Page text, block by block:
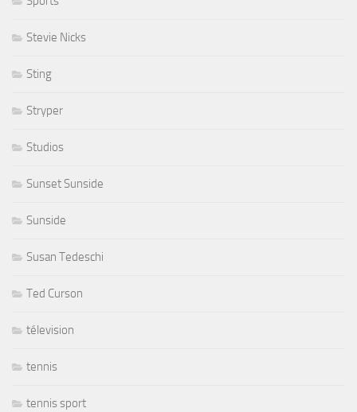
Stevie Nicks
Sting
Stryper
Studios
Sunset Sunside
Sunside
Susan Tedeschi
Ted Curson
télevision
tennis
tennis sport